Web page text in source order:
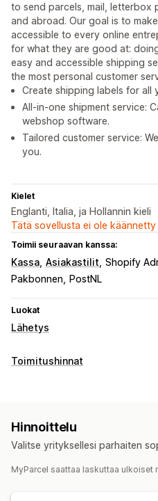
to send parcels, mail, letterbox
and abroad. Our goal is to
accessible to every online
for what they are good at:
easy and accessible shipping
the most personal customer
Create shipping labels for all
All-in-one shipment service:
webshop software.
Tailored customer service:
you.
Kielet
Englanti, Italia, ja Hollannin kieli
Tätä sovellusta ei ole käännetty
Toimii seuraavan kanssa:
Kassa Asiakastilit Shopify
Pakbonnen
PostNL
Luokat
Lähetys
Tarrat ja pakkaukset
Toimitusvakuutus
Kuljetuspalvelun valinta
Lähetysten hallinnointi
Toimitushinnat
Painoperusteinen
Mukautetut ilmoitukset
Hinnoittelu
Valitse yrityksellesi parhaiten
MyParcel saattaa laskuttaa ulkoiset